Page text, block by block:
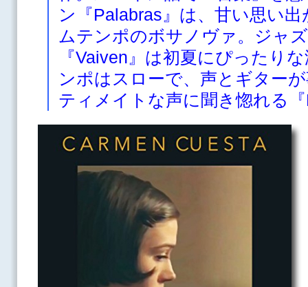
ン『Palabras』は、甘い思い
ムテンポのボサノヴァ。ジャ
『Vaiven』は初夏にぴったり
ンポはスローで、声とギター
ティメイトな声に聞き惚れる